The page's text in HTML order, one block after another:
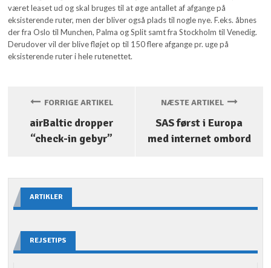
været leaset ud og skal bruges til at øge antallet af afgange på
eksisterende ruter, men der bliver også plads til nogle nye. F.eks. åbnes
der fra Oslo til Munchen, Palma og Split samt fra Stockholm til Venedig.
Derudover vil der blive fløjet op til 150 flere afgange pr. uge på
eksisterende ruter i hele rutenettet.
FORRIGE ARTIKEL
airBaltic dropper
“check-in gebyr”
NÆSTE ARTIKEL
SAS først i Europa
med internet ombord
ARTIKLER
REJSETIPS